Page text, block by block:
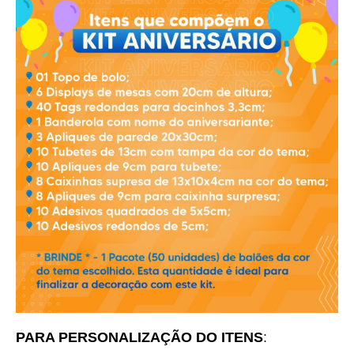
PARA PERSONALIZAÇÃO DO ITENS: